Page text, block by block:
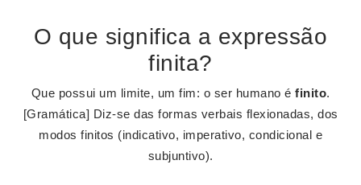
O que significa a expressão
finita?
Que possui um limite, um fim: o ser humano é finito.
[Gramática] Diz-se das formas verbais flexionadas, dos
modos finitos (indicativo, imperativo, condicional e
subjuntivo).